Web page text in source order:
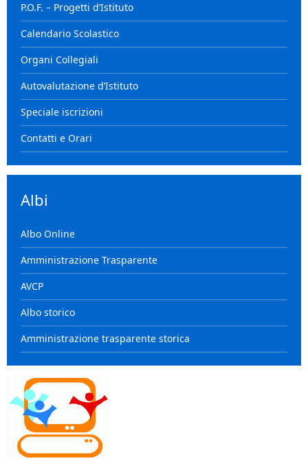
P.O.F. – Progetti d’Istituto
Calendario Scolastico
Organi Collegiali
Autovalutazione d’Istituto
Speciale iscrizioni
Contatti e Orari
Albi
Albo Online
Amministrazione Trasparente
AVCP
Albo storico
Amministrazione trasparente storica